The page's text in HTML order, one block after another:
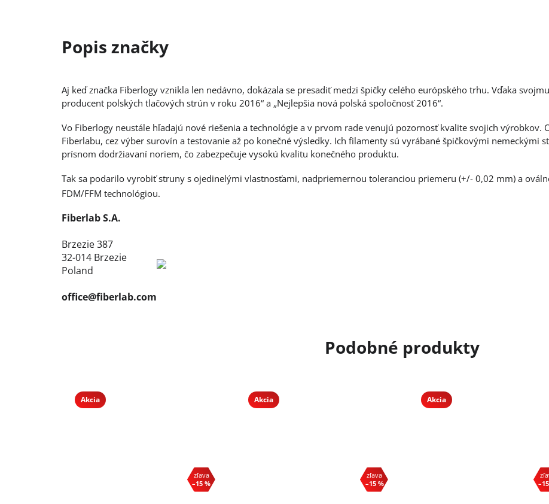
Akcia
–15 %
Akcia
–15 %
Akcia
Aj keď značka Fiberlogy vznikla len nedávno, dokázala se presadiť medzi špičky celého európského trhu. Vďaka
producent polských tlačových strún v roku 2016“ a „Nejlepšia nová polská spoločnosť 2016“.
Vo Fiberlogy neustále hľadajú nové riešenia a technológie a v prvom rade venujú pozornosť kvalite svojich výrobkov.
Fiberlabu, cez výber surovín a testovanie až po konečné výsledky. Ich filamenty sú vyrábané špičkovými
prísnom dodržiavaní noriem, čo zabezpečuje vysokú kvalitu konečného produktu.
Tak sa podarilo vyrobiť struny s ojedinelými vlastnosťami, nadpriemernou toleranciou priemeru (+/- 0,02 mm) a
FDM/FFM technológiou.
Fiberlab S.A.
Brzezie 387
32-014 Brzezie
Poland
office@fiberlab.com